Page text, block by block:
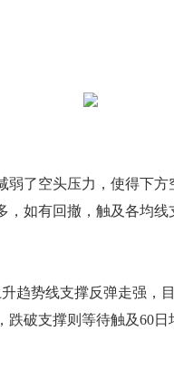
了空头压力，使得下方
，如有回撤，触及各均
势线支撑反弹走强，
破支撑则等待触及60日